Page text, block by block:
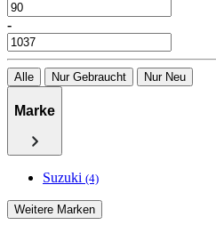
-
Alle Nur Gebraucht Nur Neu
Marke
Suzuki (4)
Weitere Marken